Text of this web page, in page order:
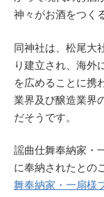
神々がお酒をつく
同神社は、松尾大
り建立され、海外
を広めることに携
業界及び醸造業界
だそうです。
謡曲仕舞奉納家・
に奉納されたとの
舞奉納家・一扇様